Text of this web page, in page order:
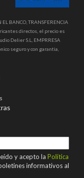
EL BANCO, TRANSFERENCIA
directos, el precio es
Delier S.L, EMPRRESA
seguro y con garantia,
y acepto la Política
informativos al